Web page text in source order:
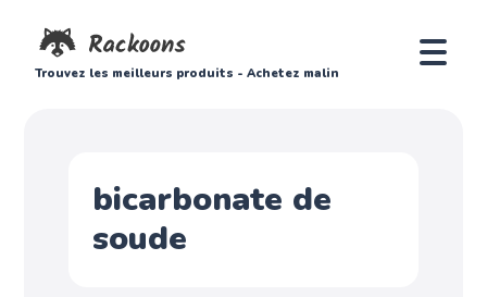
Trouvez les meilleurs produits - Achetez malin
bicarbonate de
soude